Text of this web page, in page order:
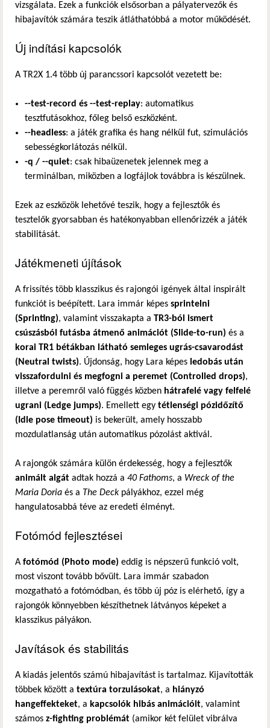
vizsgálata. Ezek a funkciók elsősorban a pályatervezők és
hibajavítók számára teszik átláthatóbbá a motor működését.
Új indítási kapcsolók
A TR2X 1.4 több új parancssori kapcsolót vezetett be:
--test-record és --test-replay: automatikus
tesztfutásokhoz, főleg belső eszközként.
--headless: a játék grafika és hang nélkül fut, szimulációs
sebességkorlátozás nélkül.
-q / --quiet: csak hibaüzenetek jelennek meg a
terminálban, miközben a logfájlok továbbra is készülnek.
Ezek az eszközök lehetővé teszik, hogy a fejlesztők és
tesztelők gyorsabban és hatékonyabban ellenőrizzék a játék
stabilitását.
Játékmeneti újítások
A frissítés több klasszikus és rajongói igények által inspirált
funkciót is beépített. Lara immár képes sprintelni
(Sprinting), valamint visszakapta a TR3-ból ismert
csúszásból futásba átmenő animációt (Slide-to-run) és a
korai TR1 bétákban látható semleges ugrás-csavarodást
(Neutral twists). Újdonság, hogy Lara képes ledobás után
visszafordulni és megfogni a peremet (Controlled drops),
illetve a peremről való függés közben hátrafelé vagy felfelé
ugrani (Ledge jumps). Emellett egy tétlenségi pózidőzítő
(Idle pose timeout) is bekerült, amely hosszabb
mozdulatlanság után automatikus pózolást aktivál.
A rajongók számára külön érdekesség, hogy a fejlesztők
animált algát adtak hozzá a 40 Fathoms, a Wreck of the
Maria Doria és a The Deckpályákhoz, ezzel még
hangulatosabbá téve az eredeti élményt.
Fotómód fejlesztései
A fotómód (Photo mode) eddig is népszerű funkció volt,
most viszont tovább bővült. Lara immár szabadon
mozgatható a fotómódban, és több új póz is elérhető, így a
rajongók könnyebben készíthetnek látványos képeket a
klasszikus pályákon.
Javítások és stabilitás
A kiadás jelentős számú hibajavítást is tartalmaz. Kijavították
többek között a textúra torzulásokat, a hiányzó
hangeffekteket, a kapcsolók hibás animációit, valamint
számos z-fighting problémát (amikor két felület vibrálva